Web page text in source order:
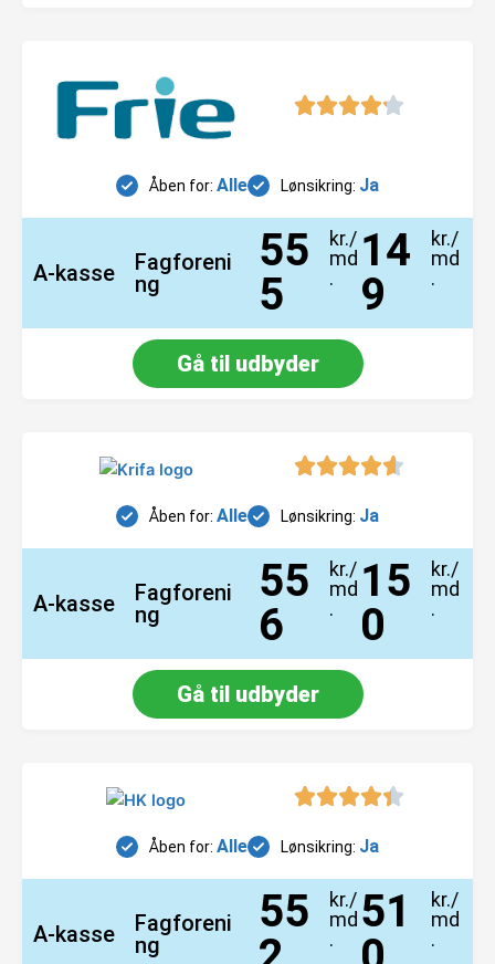
Åben for: Alle Lønsikring: Ja
A-kasse
Fagforeni
ng
55
5
kr./
md
.
14
9
kr./
md
.
Gå til udbyder
Åben for: Alle Lønsikring: Ja
A-kasse
Fagforeni
ng
55
6
kr./
md
.
15
0
kr./
md
.
Gå til udbyder
Åben for: Alle Lønsikring: Ja
A-kasse
Fagforeni
ng
55
kr./
md
.
51
kr./
md
.